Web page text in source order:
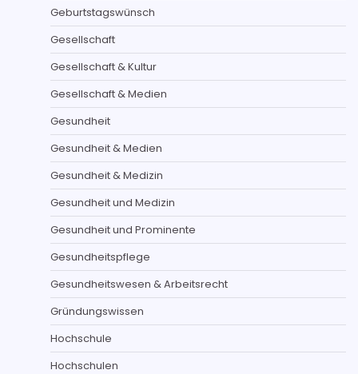
Geburtstagswünsch
Gesellschaft
Gesellschaft & Kultur
Gesellschaft & Medien
Gesundheit
Gesundheit & Medien
Gesundheit & Medizin
Gesundheit und Medizin
Gesundheit und Prominente
Gesundheitspflege
Gesundheitswesen & Arbeitsrecht
Gründungswissen
Hochschule
Hochschulen